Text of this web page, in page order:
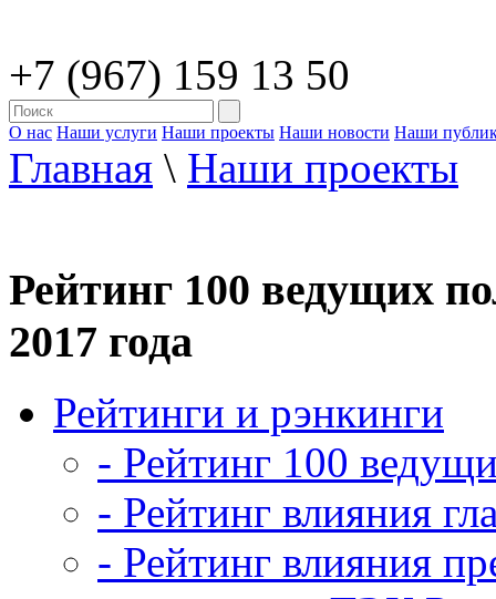
+7 (967) 159 13 50
О нас Наши услуги Наши проекты Наши новости Наши
Главная \ Наши проекты
Рейтинг 100 ведущих
2017 года
Рейтинги и рэнкинги
- Рейтинг 100
- Рейтинг влияния
- Рейтинг влияния